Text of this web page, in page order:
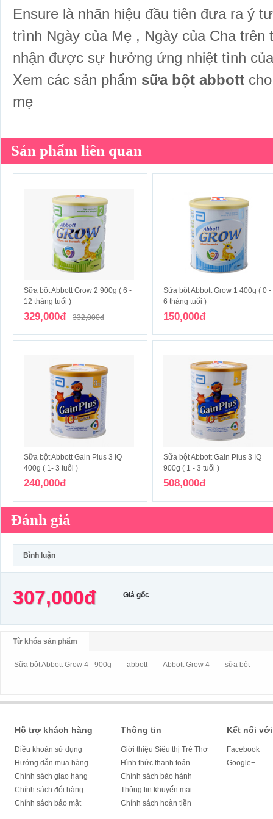
Ensure là nhãn hiệu đầu tiên đưa ra ý
trình Ngày của Mẹ , Ngày của Cha trên
nhận được sự hưởng ứng nhiệt tình
Xem các sản phẩm sữa bột abbott
mẹ
Sản phẩm liên quan
Sữa bột Abbott Grow 2 900g ( 6 -
12 tháng tuổi )
329,000đ 332,000đ
Sữa bột Abbott Grow 1 400g ( 0 -
6 tháng tuổi )
150,000đ
Sữa bột Abbott Gain Plus 3 IQ
400g ( 1- 3 tuổi )
240,000đ
Sữa bột Abbott Gain Plus 3 IQ
900g ( 1 - 3 tuổi )
508,000đ
Đánh giá
Bình luận
307,000đ Giá gốc
Từ khóa sản phẩm
Sữa bột Abbott Grow 4 - 900g abbott Abbott Grow 4 sữa bột
Hỗ trợ khách hàng
Điều khoản sử dụng
Hướng dẫn mua hàng
Chính sách giao hàng
Chính sách đổi hàng
Chính sách bảo mật
Thông tin
Giới thiệu Siêu thị Trẻ Thơ
Hình thức thanh toán
Chính sách bảo hành
Thông tin khuyến mại
Chính sách hoàn tiền
Kết nối
Facebook
Google+